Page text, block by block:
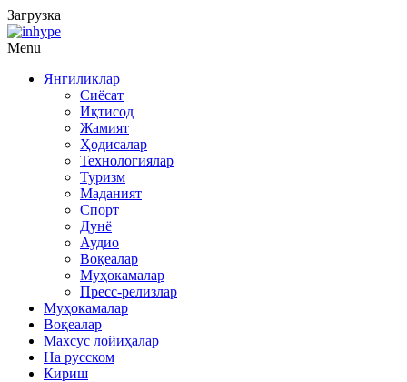
Загрузка
Menu
Янгиликлар
Сиёсат
Иқтисод
Жамият
Ҳодисалар
Технологиялар
Туризм
Маданият
Спорт
Дунё
Аудио
Воқеалар
Муҳокамалар
Пресс-релизлар
Муҳокамалар
Воқеалар
Махсус лойиҳалар
На русском
Кириш